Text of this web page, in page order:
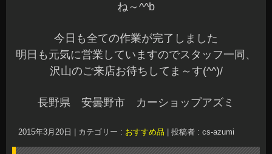
ね～^^b
今日も全ての作業が完了しました
明日も元気に営業していますのでスタッフ一同、
沢山のご来店お待ちしてま～す(^^)/
長野県 安曇野市 カーショップアズミ
2015年3月20日 カテゴリー : おすすめ品 投稿者 : cs-azumi